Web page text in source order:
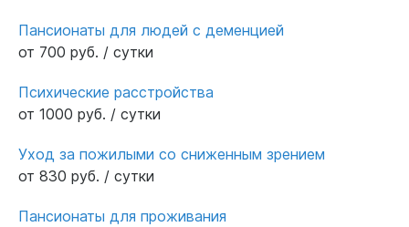
Пансионаты для людей с деменцией
от 700 руб. / сутки
Психические расстройства
от 1000 руб. / сутки
Уход за пожилыми со сниженным зрением
от 830 руб. / сутки
Пансионаты для проживания